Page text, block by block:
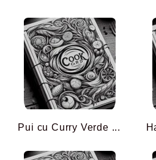
Pui cu Curry Verde ...